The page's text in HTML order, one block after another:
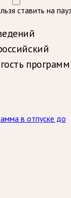
ставить на
в отпуске до